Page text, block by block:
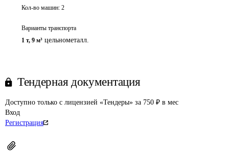
Кол-во машин: 2
Варианты транспорта
1 т, 9 м³ цельнометалл.
Тендерная документация
Доступно только с лицензией «Тендеры» за 750 ₽ в мес
Вход
Регистрация